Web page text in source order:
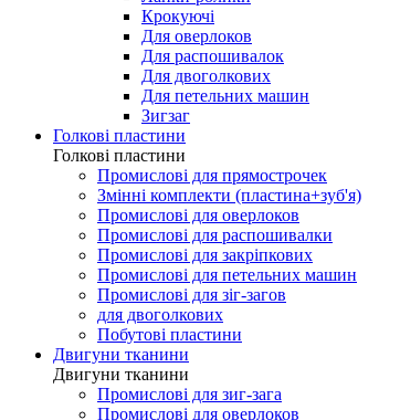
Для гумки
Для пристосувань
Лапки-ролики
Крокуючі
Для оверлоков
Для распошивалок
Для двоголкових
Для петельних машин
Зигзаг
Голкові пластини
Голкові пластини
Промислові для прямострочек
Змінні комплекти (пластина+зуб'я)
Промислові для оверлоков
Промислові для распошивалки
Промислові для закріпкових
Промислові для петельних машин
Промислові для зіг-загов
для двоголкових
Побутові пластини
Двигуни тканини